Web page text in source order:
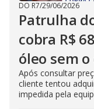
DO R7/29/06/2026
Patrulha
cobra R$
óleo sem
Após consultar
cliente tentou
impedida pela